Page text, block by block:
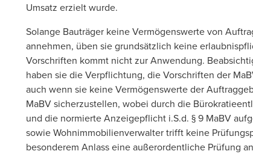
Umsatz erzielt wurde.
Solange Bauträger keine Vermögenswerte von
annehmen, üben sie grundsätzlich keine
Vorschriften kommt nicht zur Anwendung.
haben sie die Verpflichtung, die Vorschriften der
auch wenn sie keine Vermögenswerte der
MaBV sicherzustellen, wobei durch die
und die normierte Anzeigepflicht i.S.d. § 9 MaBV
sowie Wohnimmobilienverwalter trifft keine
besonderem Anlass eine außerordentliche Prüfung